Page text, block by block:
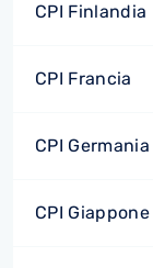
CPI Finlandia
CPI Francia
CPI Germania
CPI Giappone